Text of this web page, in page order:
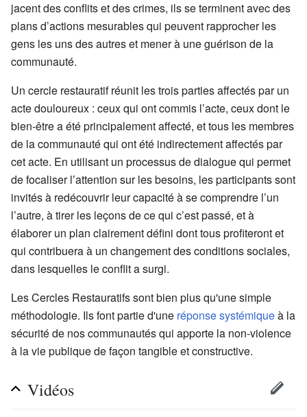
jacent des conflits et des crimes, ils se terminent avec des
plans d’actions mesurables qui peuvent rapprocher les
gens les uns des autres et mener à une guérison de la
communauté.
Un cercle restauratif réunit les trois parties affectés par un
acte douloureux : ceux qui ont commis l’acte, ceux dont le
bien-être a été principalement affecté, et tous les membres
de la communauté qui ont été indirectement affectés par
cet acte. En utilisant un processus de dialogue qui permet
de focaliser l’attention sur les besoins, les participants sont
invités à redécouvrir leur capacité à se comprendre l’un
l’autre, à tirer les leçons de ce qui c’est passé, et à
élaborer un plan clairement défini dont tous profiteront et
qui contribuera à un changement des conditions sociales,
dans lesquelles le conflit a surgi.
Les Cercles Restauratifs sont bien plus qu'une simple
méthodologie. Ils font partie d'une réponse systémiqueà la
sécurité de nos communautés qui apporte la non-violence
à la vie publique de façon tangible et constructive.
Vidéos